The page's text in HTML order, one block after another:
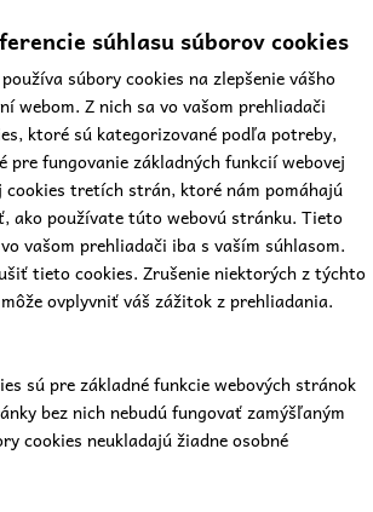
súhlasu súborov cookies
súbory cookies na zlepšenie vášho
webom. Z nich sa vo vašom prehliadači
ktoré sú kategorizované podľa potreby,
pre fungovanie základných funkcií webovej
cookies tretích strán, ktoré nám pomáhajú
ako používate túto webovú stránku. Tieto
vašom prehliadači iba s vaším súhlasom.
tieto cookies. Zrušenie niektorých z týchto
ovplyvniť váš zážitok z prehliadania.
sú pre základné funkcie webových stránok
bez nich nebudú fungovať zamýšľaným
cookies neukladajú žiadne osobné